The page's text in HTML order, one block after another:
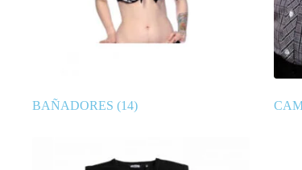
BAÑADORES (14)